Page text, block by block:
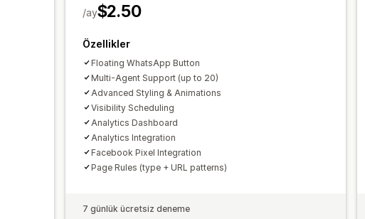
$2.50
/ay
Özellikler
Floating WhatsApp Button
Multi-Agent Support (up to 20)
Advanced Styling & Animations
Visibility Scheduling
Analytics Dashboard
Analytics Integration
Facebook Pixel Integration
Page Rules (type + URL patterns)
7 günlük ücretsiz deneme